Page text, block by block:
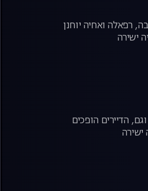
עם 3 רווקים שמתחרים על ליבה, רפאלה ואחיה יוחנן
ישירה
הדיירים הופכים